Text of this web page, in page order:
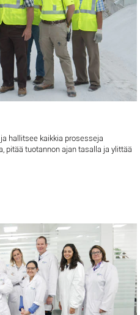
hallitsee kaikkia prosesseja
pitää tuotannon ajan tasalla ja ylittää